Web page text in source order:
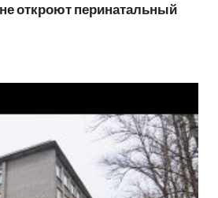
откроют перинатальный